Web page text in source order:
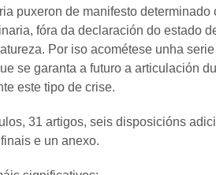
puxeron de manifesto determinado
fóra da declaración do estado
Por iso acométese unha
se garanta a futuro a articulación
este tipo de crise.
31 artigos, seis disposicións
e un anexo.